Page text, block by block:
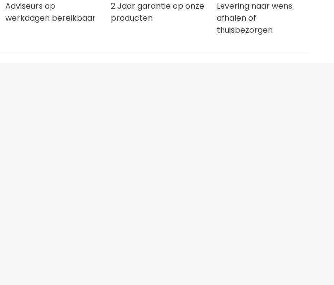
Adviseurs op
werkdagen bereikbaar
2 Jaar garantie op onze
producten
Levering naar wens:
afhalen of
thuisbezorgen